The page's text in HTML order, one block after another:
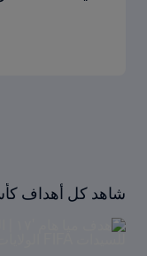
FA الولايات المتحدة ١٩٩٩